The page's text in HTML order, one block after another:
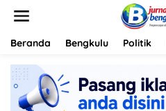
Beranda Bengkulu Politik